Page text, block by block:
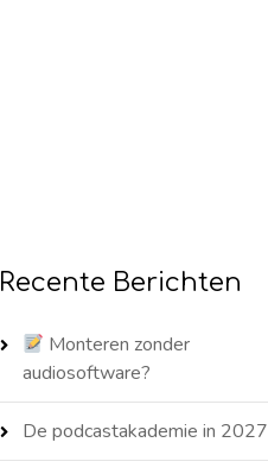
Recente Berichten
Monteren zonder
audiosoftware?
De podcastakademie in 2027